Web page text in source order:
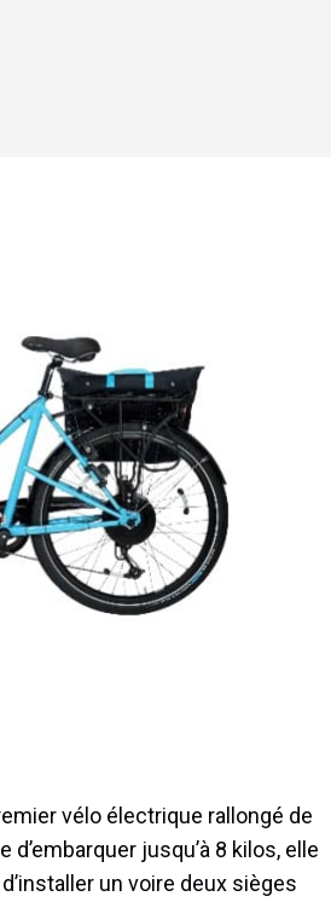
vélo électrique rallongé de
d’embarquer jusqu’à 8 kilos, elle
un voire deux sièges